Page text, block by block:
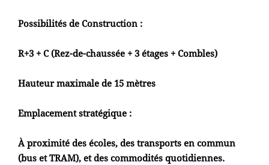
Possibilités de Construction :
R+3 + C (Rez-de-chaussée + 3 étages + Combles)
Hauteur maximale de 15 mètres
Emplacement stratégique :
À proximité des écoles, des transports en commun
(bus et TRAM), et des commodités quotidiennes.